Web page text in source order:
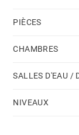
PIÈCES
CHAMBRES
SALLES D'EAU /
NIVEAUX